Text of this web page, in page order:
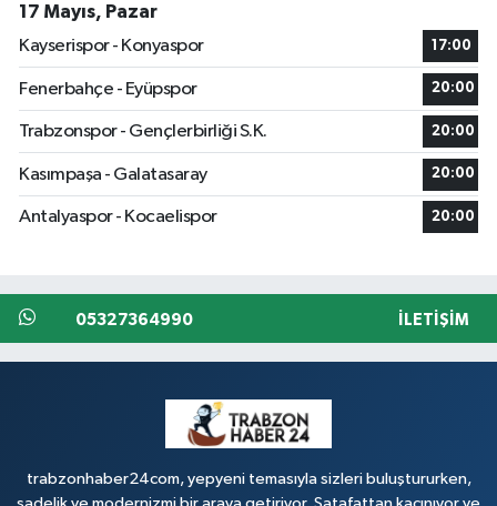
17 Mayıs, Pazar
Kayserispor - Konyaspor
17:00
Fenerbahçe - Eyüpspor 20:00
Trabzonspor - Gençlerbirliği S.K. 20:00
Kasımpaşa - Galatasaray 20:00
Antalyaspor - Kocaelispor 20:00
05327364990 İLETIŞIM
trabzonhaber24com, yepyeni temasıyla sizleri buluştururken,